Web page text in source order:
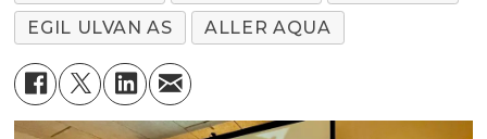
EGIL ULVAN AS
ALLER AQUA